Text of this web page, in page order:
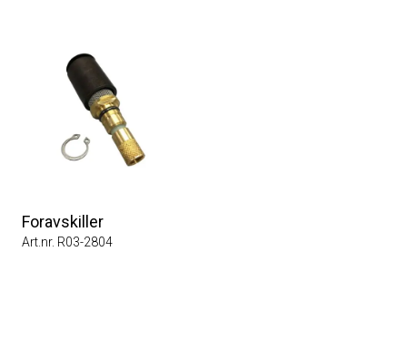
Foravskiller
Art.nr. R03-2804